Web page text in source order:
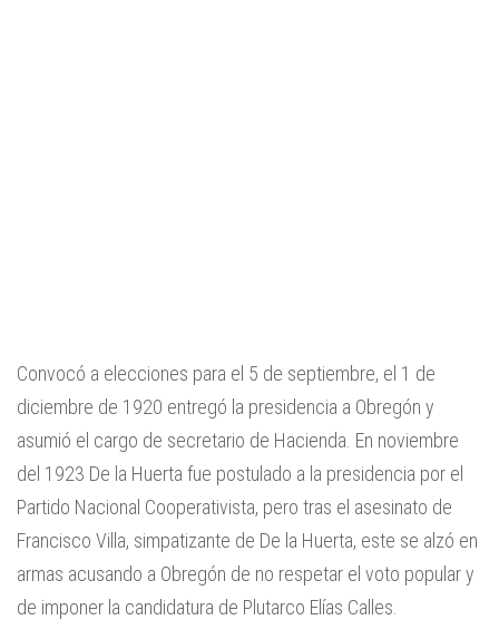
Convocó a elecciones para el 5 de septiembre, el 1 de
diciembre de 1920 entregó la presidencia a Obregón y
asumió el cargo de secretario de Hacienda. En noviembre
del 1923 De la Huerta fue postulado a la presidencia por el
Partido Nacional Cooperativista, pero tras el asesinato de
Francisco Villa, simpatizante de De la Huerta, este se alzó en
armas acusando a Obregón de no respetar el voto popular y
de imponer la candidatura de Plutarco Elías Calles.